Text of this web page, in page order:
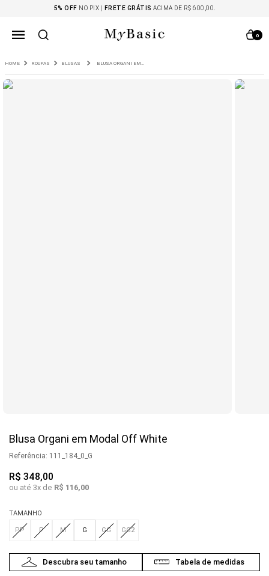
5% OFF NO PIX | FRETE GRÁTIS ACIMA DE R$ 600,00.
0
ROUPAS BLUSAS BLUSA ORGANI EM MODAL OFF WHITE
Blusa Organi em Modal Off White
Referência: 111_184_0_G
R$ 348,00
ou até 3x de R$ 116,00
TAMANHO
PP P M G GG GG2